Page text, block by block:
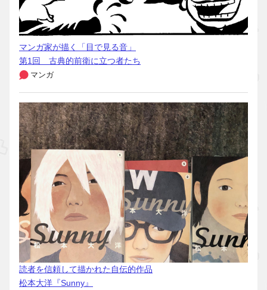
マンガ家が描く「目で見る音」
第1回 古典的前衛に立つ者たち
マンガ
読者を信頼して描かれた自伝的作品
松本大洋『Sunny』